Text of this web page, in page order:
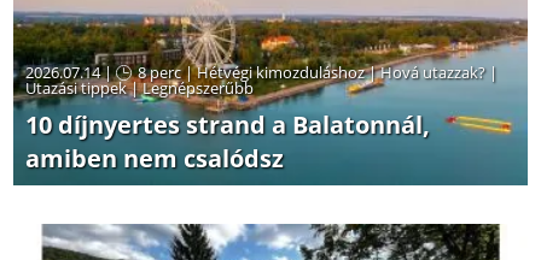
2026.07.14 | 8 perc|Hétvégi kimozduláshoz|Hová utazzak? |
Utazási tippek|Legnépszerűbb
10 díjnyertes strand a Balatonnál,
amiben nem csalódsz